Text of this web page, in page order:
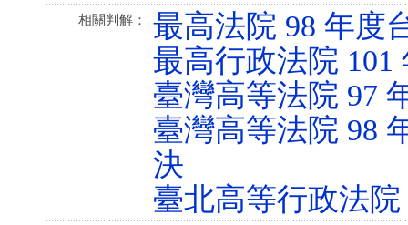
相關判解：
最高法院 98 年度
最高行政法院 101
臺灣高等法院 97
臺灣高等法院 98
決
臺北高等行政法